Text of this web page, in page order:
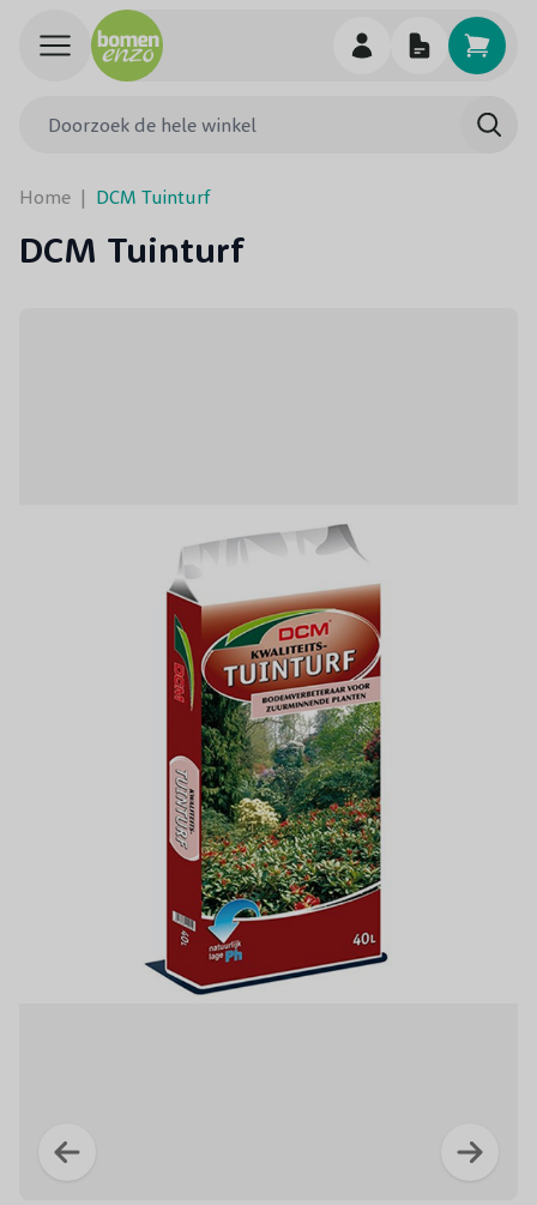
Ga naar de inhoud
Home | DCM Tuinturf
DCM Tuinturf